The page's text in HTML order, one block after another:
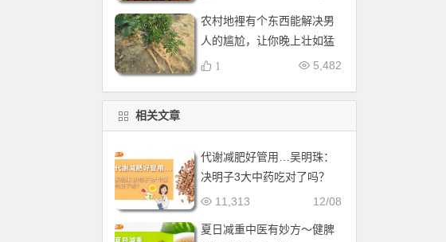
农村地裡有个东西能解决男
人的尴尬，让你晚上壮如猛
牛床受不了
5,482
1
相关文章
代谢减肥好管用…吴明珠：
决明子3大中药吃对了吗？
12/08
11,313
夏日减重中医有妙方〜健脾